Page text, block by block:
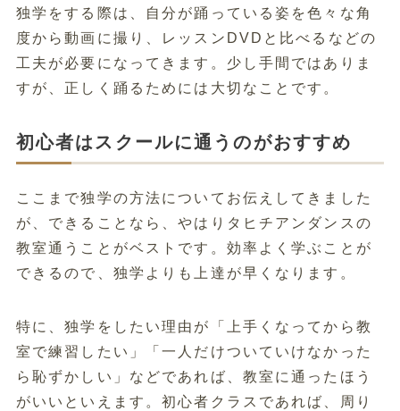
独学をする際は、自分が踊っている姿を色々な角
度から動画に撮り、レッスンDVDと比べるなどの
工夫が必要になってきます。少し手間ではありま
すが、正しく踊るためには大切なことです。
初心者はスクールに通うのがおすすめ
ここまで独学の方法についてお伝えしてきました
が、できることなら、やはりタヒチアンダンスの
教室通うことがベストです。効率よく学ぶことが
できるので、独学よりも上達が早くなります。
特に、独学をしたい理由が「上手くなってから教
室で練習したい」「一人だけついていけなかった
ら恥ずかしい」などであれば、教室に通ったほう
がいいといえます。初心者クラスであれば、周り